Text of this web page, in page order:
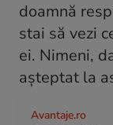
Avantaje.ro